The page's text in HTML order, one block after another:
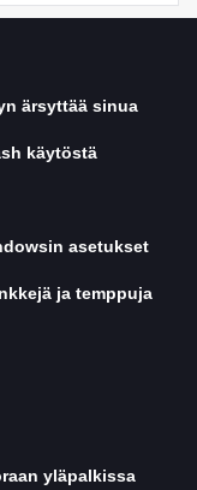
ärsyttää sinua
käytöstä
asetukset
ja temppuja
yläpalkissa